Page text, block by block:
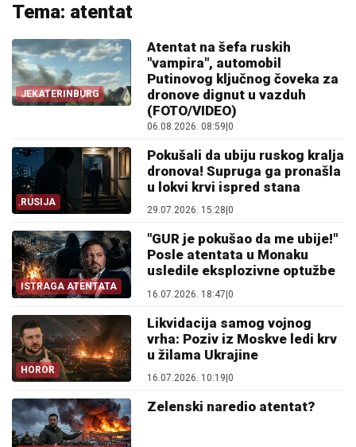
Tema: atentat
JEKATERINBURG
Atentat na šefa ruskih
"vampira", automobil
Putinovog ključnog čoveka za
dronove dignut u vazduh
(FOTO/VIDEO)
06.08.2026. 08:59 0
RUSIJA
Pokušali da ubiju ruskog kralja
dronova! Supruga ga pronašla
u lokvi krvi ispred stana
29.07.2026. 15:28 0
ISTRAGA ATENTATA
"GUR je pokušao da me ubije!"
Posle atentata u Monaku
usledile eksplozivne optužbe
16.07.2026. 18:47|0
HOROR
Likvidacija samog vojnog
vrha: Poziv iz Moskve ledi krv
u žilama Ukrajine
16.07.2026. 10:19|0
Zelenski naredio atentat?